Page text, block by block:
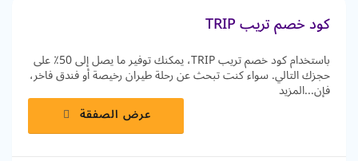
كود خصم تريب TRIP
باستخدام كود خصم تريب TRIP، يمكنك توفير ما يصل إلى 50٪ على
حجزك التالي. سواء كنت تبحث عن رحلة طيران رخيصة أو فندق فاخر،
فإن...المزيد
عرض الصفقة